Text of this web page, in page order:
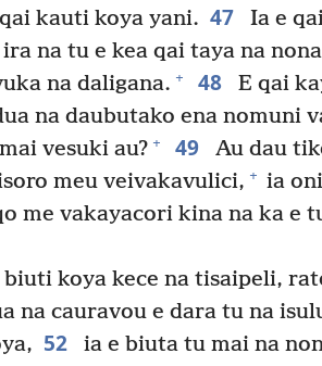
kauti koya yani. 47
Ia e
na tu e kea qai taya na
na daligana. + 48
E qai
na daubutako ena nomuni
vesuki au? + 49
Au dau
meu veivakavulici, + ia
me vakayacori kina na ka e
koya kece na tisaipeli,
na cauravou e dara tu na
52
ia e biuta tu mai na